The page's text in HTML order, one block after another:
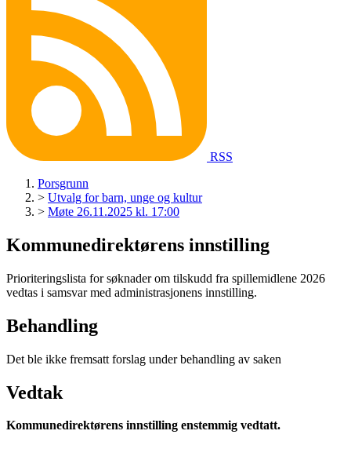
RSS
Porsgrunn
> Utvalg for barn, unge og kultur
> Møte 26.11.2025 kl. 17:00
Kommunedirektørens innstilling
Prioriteringslista for søknader om tilskudd fra spillemidlene 2026
vedtas i samsvar med administrasjonens innstilling.
Behandling
Det ble ikke fremsatt forslag under behandling av saken
Vedtak
Kommunedirektørens innstilling enstemmig vedtatt.